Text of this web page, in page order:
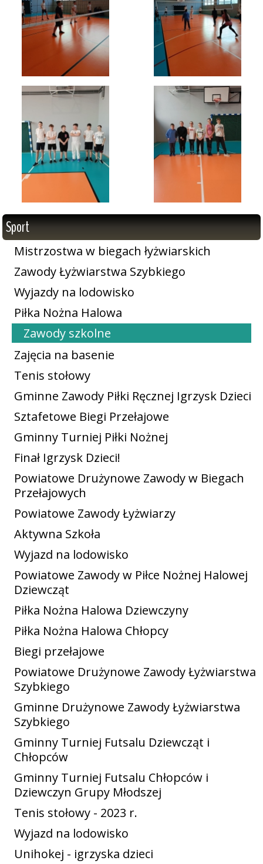
Sport
Mistrzostwa w biegach łyżwiarskich
Zawody Łyżwiarstwa Szybkiego
Wyjazdy na lodowisko
Piłka Nożna Halowa
Zawody szkolne
Zajęcia na basenie
Tenis stołowy
Gminne Zawody Piłki Ręcznej Igrzysk Dzieci
Sztafetowe Biegi Przełajowe
Gminny Turniej Piłki Nożnej
Finał Igrzysk Dzieci!
Powiatowe Drużynowe Zawody w Biegach
Przełajowych
Powiatowe Zawody Łyżwiarzy
Aktywna Szkoła
Wyjazd na lodowisko
Powiatowe Zawody w Piłce Nożnej Halowej
Dziewcząt
Piłka Nożna Halowa Dziewczyny
Piłka Nożna Halowa Chłopcy
Biegi przełajowe
Powiatowe Drużynowe Zawody Łyżwiarstwa
Szybkiego
Gminne Drużynowe Zawody Łyżwiarstwa
Szybkiego
Gminny Turniej Futsalu Dziewcząt i
Chłopców
Gminny Turniej Futsalu Chłopców i
Dziewczyn Grupy Młodszej
Tenis stołowy - 2023 r.
Wyjazd na lodowisko
Unihokej - igrzyska dzieci